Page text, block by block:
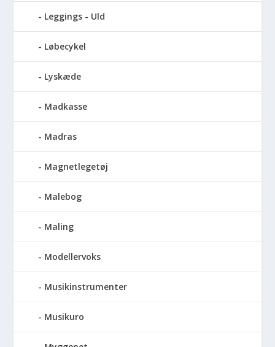
Leggings - Uld
Løbecykel
Lyskæde
Madkasse
Madras
Magnetlegetøj
Malebog
Maling
Modellervoks
Musikinstrumenter
Musikuro